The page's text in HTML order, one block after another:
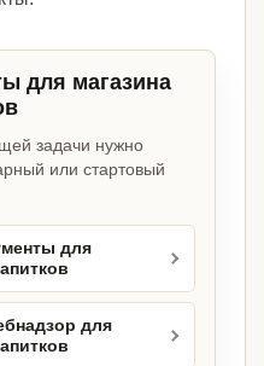
для магазина
задачи нужно
или стартовый
для
для